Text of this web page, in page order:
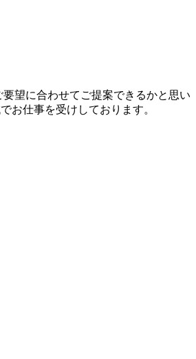
望に合わせてご提案できるかと思い
お仕事を受けしております。